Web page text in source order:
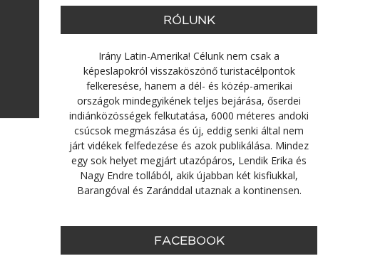
RÓLUNK
Irány Latin-Amerika! Célunk nem csak a
képeslapokról visszaköszönő turistacélpontok
felkeresése, hanem a dél- és közép-amerikai
országok mindegyikének teljes bejárása, őserdei
indiánközösségek felkutatása, 6000 méteres andoki
csúcsok megmászása és új, eddig senki által nem
járt vidékek felfedezése és azok publikálása. Mindez
egy sok helyet megjárt utazópáros, Lendik Erika és
Nagy Endre tollából, akik újabban két kisfiukkal,
Barangóval és Zaránddal utaznak a kontinensen.
FACEBOOK